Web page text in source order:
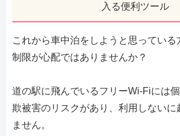
入る便利ツール
これから車中泊をしようと思ってい
制限が心配ではありませんか？
道の駅に飛んでいるフリーWi-Fiには
欺被害のリスクがあり、利用しないに
ません。